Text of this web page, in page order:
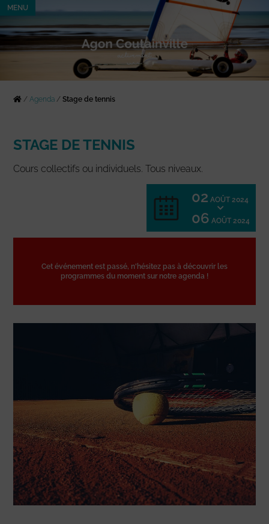
MENU
/Agenda /Stage de tennis
STAGE DE TENNIS
Cours collectifs ou individuels. Tous niveaux.
02 AOÛT 2024
06 AOÛT 2024
Cet événement est passé, n'hésitez pas à découvrir les
programmes du moment sur notre agenda !